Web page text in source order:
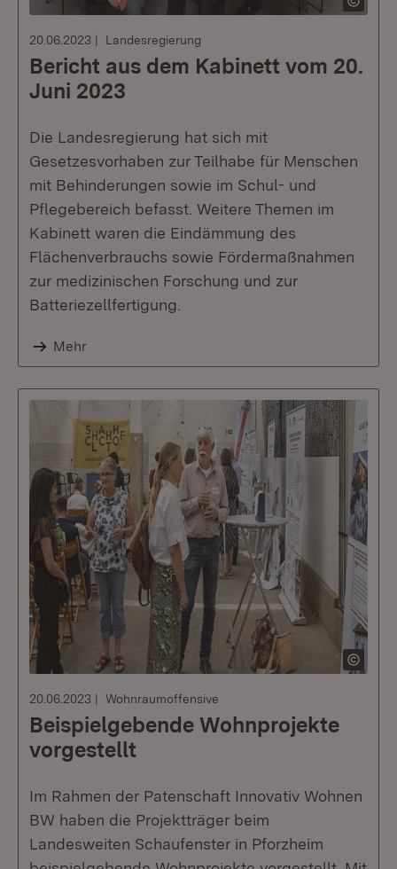
20.06.2023 Landesregierung
Bericht aus dem Kabinett vom 20.
Juni 2023
Die Landesregierung hat sich mit
Gesetzesvorhaben zur Teilhabe für Menschen
mit Behinderungen sowie im Schul- und
Pflegebereich befasst. Weitere Themen im
Kabinett waren die Eindämmung des
Flächenverbrauchs sowie Fördermaßnahmen
zur medizinischen Forschung und zur
Batteriezellfertigung.
Mehr
20.06.2023 Wohnraumoffensive
Beispielgebende Wohnprojekte
vorgestellt
Im Rahmen der Patenschaft Innovativ Wohnen
BW haben die Projektträger beim
Landesweiten Schaufenster in Pforzheim